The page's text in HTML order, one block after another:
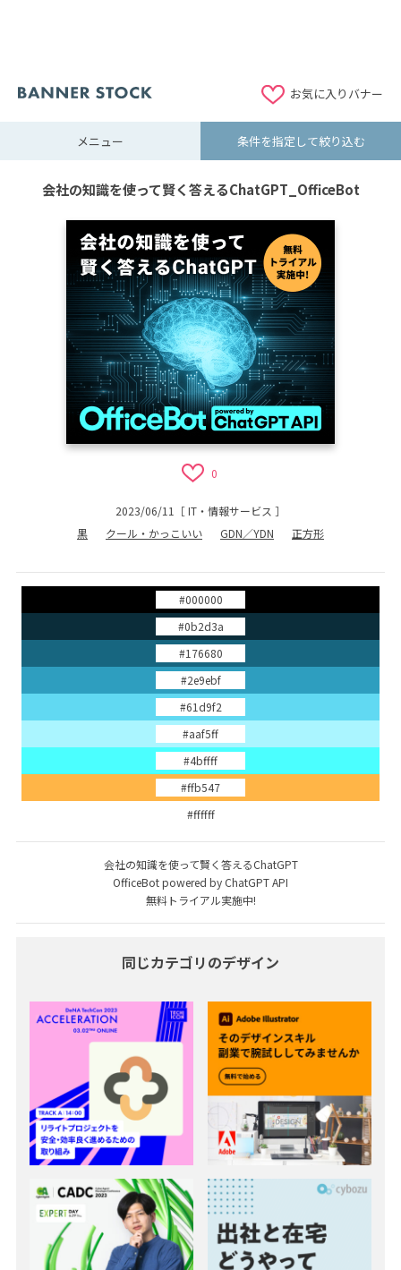
お気に入りバナー
メニュー 条件を指定して絞り込む
会社の知識を使って賢く答えるChatGPT_OfficeBot
0
2023/06/11 ［IT・情報サービス ］
黒
クール・かっこいい GDN／YDN 正方形
#000000
#0b2d3a
#176680
#2e9ebf
#61d9f2
#aaf5ff
#4bffff
#ffb547
#ffffff
会社の知識を使って賢く答えるChatGPT
OfficeBot powered by ChatGPT API
無料トライアル実施中!
同じカテゴリのデザイン